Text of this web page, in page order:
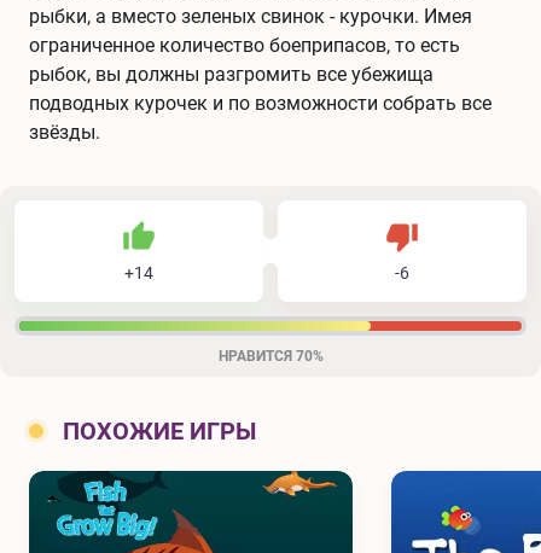
рыбки, а вместо зеленых свинок - курочки. Имея
ограниченное количество боеприпасов, то есть
рыбок, вы должны разгромить все убежища
подводных курочек и по возможности собрать все
звёзды.
+14
Нравится
-6Не нравится
НРАВИТСЯ 70%
ПОХОЖИЕ ИГРЫ